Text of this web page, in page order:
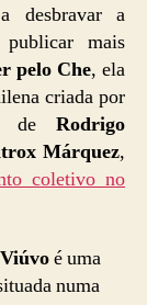
desbravar a
mais
pelo Che, ela
criada por
deRodrigo
Márquez,
coletivo no
é uma
numa